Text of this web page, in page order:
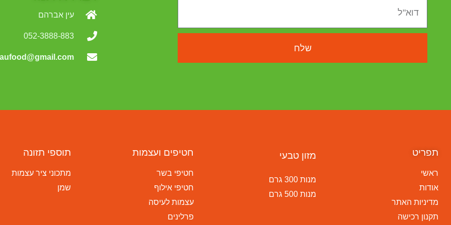
שלח
עין אברהם
052-3888-883
תפריט
ראשי
אודות
מדיניות האתר
תקנון רכישה
מזון טבעי
מנות 300 גרם
מנות 500 גרם
חטיפים ועצמות
חטיפי בשר
חטיפי אילוף
עצמות לעיסה
פרלינים
תוספי תזונה
מתכוני ציר עצמות
שמן